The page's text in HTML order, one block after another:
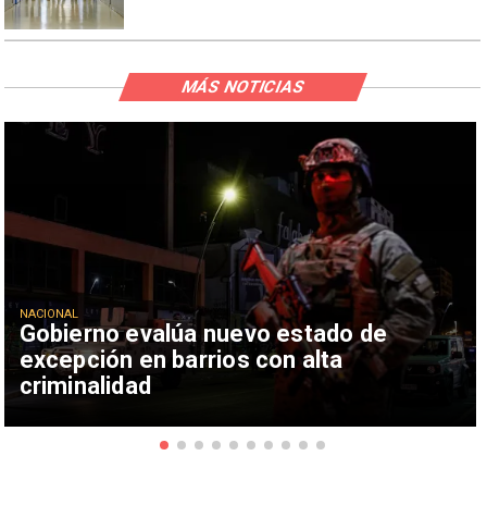
Gobierno evalúa nuevo estado de
excepción en barrios con alta
criminalidad
NACIONAL
MÁS NOTICIAS